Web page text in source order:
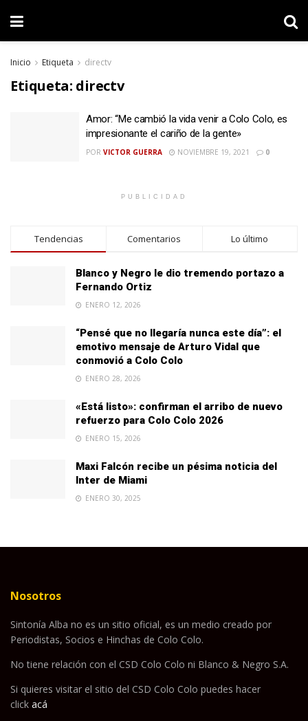
Inicio Etiqueta directv
Etiqueta: directv
Amor: “Me cambió la vida venir a Colo Colo, es
impresionante el cariño de la gente»
POR VICTOR GUERRA NOVIEMBRE 19, 2021 0
PUBLICIDAD
Tendencias Comentarios Lo último
Blanco y Negro le dio tremendo portazo a
Fernando Ortiz
ENERO 12, 2026
“Pensé que no llegaría nunca este día”: el
emotivo mensaje de Arturo Vidal que
conmovió a Colo Colo
ENERO 28, 2026
«Está listo»: confirman el arribo de nuevo
refuerzo para Colo Colo 2026
ENERO 15, 2026
Maxi Falcón recibe un pésima noticia del
Inter de Miami
ENERO 30, 2025
Nosotros
Sintonía Alba no es un sitio oficial, es un medio creado por
Periodistas, Socios e Hinchas de Colo Colo.
No tiene relación con el CSD Colo Colo ni Blanco & Negro S.A.
Si quieres visitar el sitio del CSD Colo Colo puedes hacer
click acá